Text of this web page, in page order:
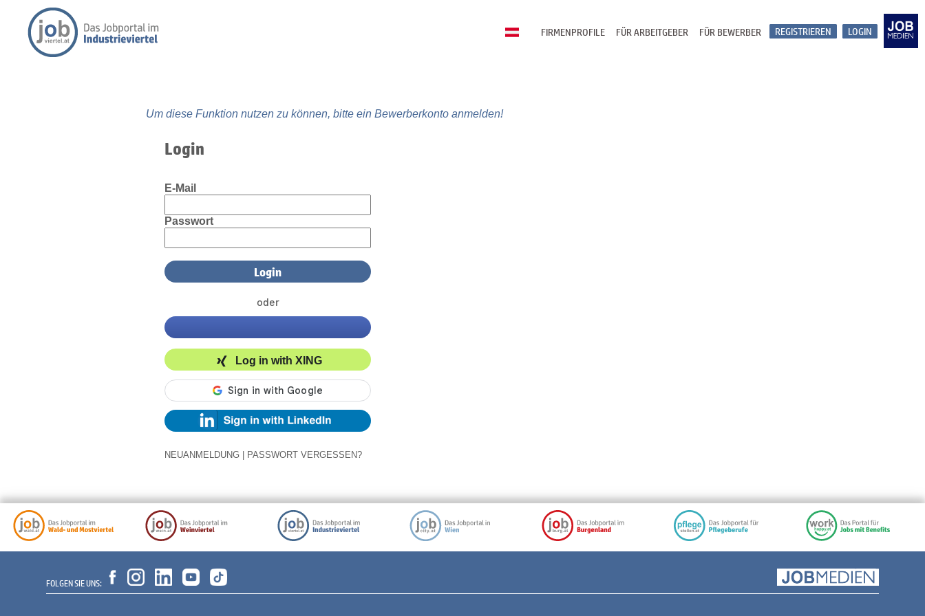
LOGIN
REGISTRIEREN
FÜR BEWERBER
FÜR ARBEITGEBER
FIRMENPROFILE
Um diese Funktion nutzen zu können, bitte ein Bewerberkonto anmelden!
Login
E-Mail
Passwort
oder
Log in with XING
NEUANMELDUNG PASSWORT VERGESSEN?
FOLGEN SIE UNS: